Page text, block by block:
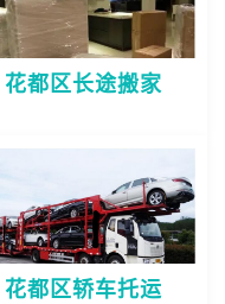
花都区长途搬家
花都区轿车托运